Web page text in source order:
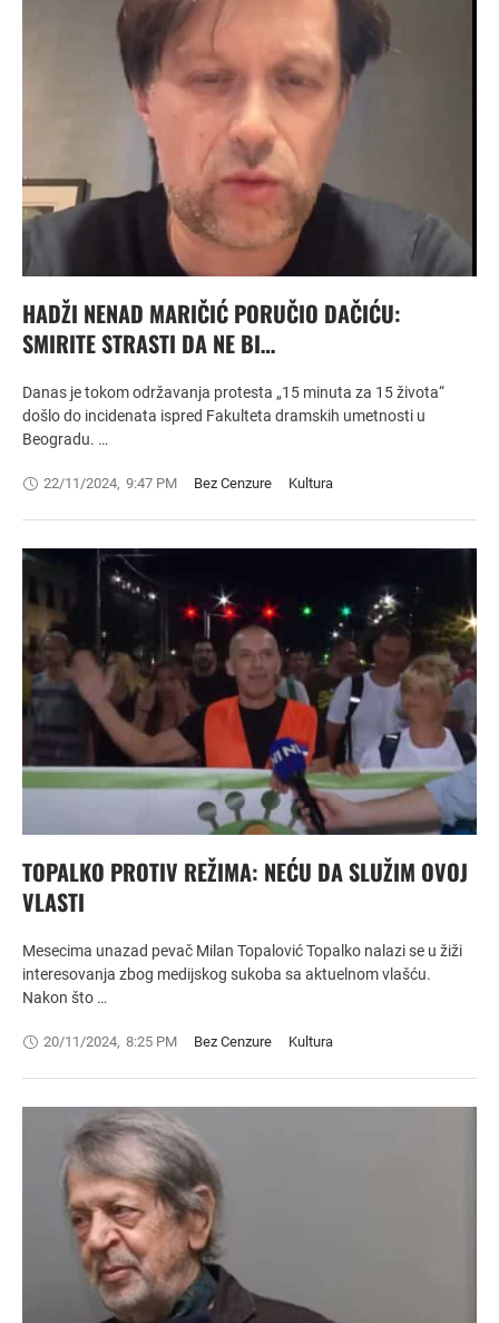
HADŽI NENAD MARIČIĆ PORUČIO DAČIĆU:
SMIRITE STRASTI DA NE BI…
Danas je tokom održavanja protesta „15 minuta za 15 života“
došlo do incidenata ispred Fakulteta dramskih umetnosti u
Beogradu. …
22/11/2024, 9:47 PM Bez Cenzure Kultura
TOPALKO PROTIV REŽIMA: NEĆU DA SLUŽIM OVOJ
VLASTI
Mesecima unazad pevač Milan Topalović Topalko nalazi se u žiži
interesovanja zbog medijskog sukoba sa aktuelnom vlašću.
Nakon što …
20/11/2024, 8:25 PM Bez Cenzure Kultura